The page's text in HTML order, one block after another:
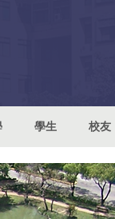
學生 校友